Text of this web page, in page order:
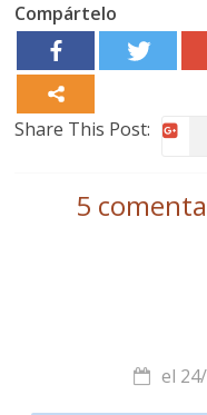
Compártelo
Share This Post:
5
el